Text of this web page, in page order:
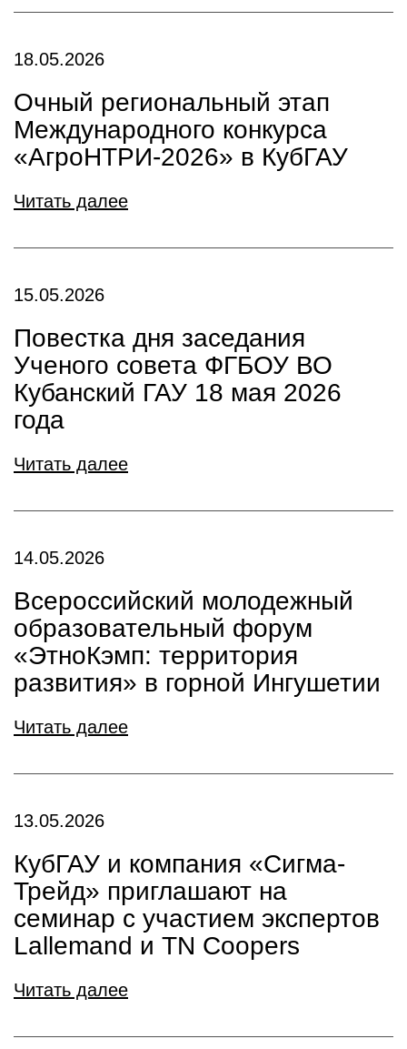
18.05.2026
Очный региональный этап
Международного конкурса
«АгроНТРИ-2026» в КубГАУ
Читать далее
15.05.2026
Повестка дня заседания
Ученого совета ФГБОУ ВО
Кубанский ГАУ 18 мая 2026
года
Читать далее
14.05.2026
Всероссийский молодежный
образовательный форум
«ЭтноКэмп: территория
развития» в горной Ингушетии
Читать далее
13.05.2026
КубГАУ и компания «Сигма-
Трейд» приглашают на
семинар с участием экспертов
Lallemand и TN Coopers
Читать далее